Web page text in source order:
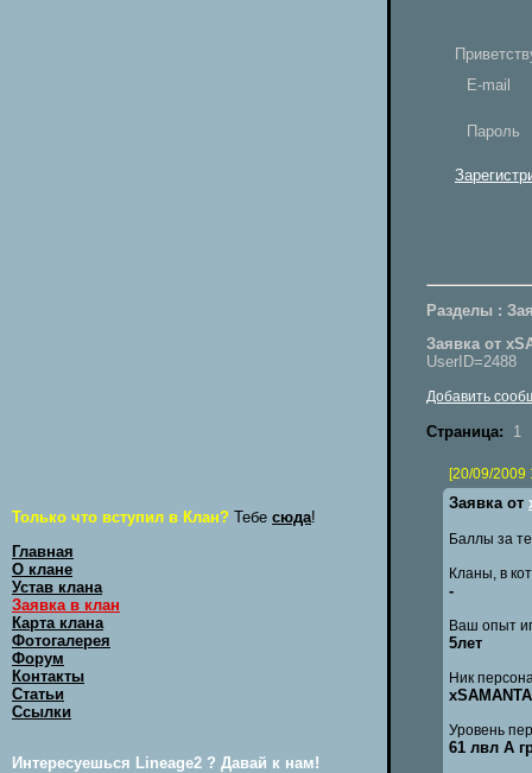
Только что вступил в Клан? Тебе сюда!
Главная
О клане
Устав клана
Заявка в клан
Карта клана
Фотогалерея
Форум
Контакты
Статьи
Ссылки
Интересуешься Lineage2 ? Давай к нам!
E-mail
Пароль
Разделы :
Заявка от
UserID=2488
Добавить
Страница: 1
[20/09/2009
Заявка от
Баллы за
Кланы, в
-
Ваш опыт
5лет
Ник
Уровень
61 лвл А